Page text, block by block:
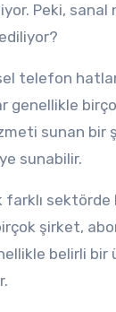
Peki,
telefon
genellikle
sunan
sunabilir.
şirket,
belirli bir